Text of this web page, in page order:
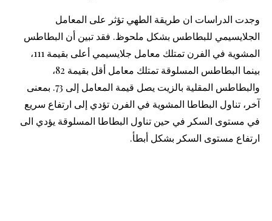
وجدت الدراسات ان طريقة الطهي تؤثر على المعامل
الجلايسيمي للبطاطس بشكل ملحوظ. فقد تبين أن البطاطس
المشوية في الفرن تمتلك معامل جلايسيمي أعلى بقيمة 111،
بينما البطاطس المسلوقة تمتلك معامل أقل بقيمة 82،
والبطاطس المقلية بالزيت يصل قيمة المعامل إلى 73. بمعنى
آخر، تناول البطاطا المشوية في الفرن تؤدي إلى ارتفاع سريع
في مستوى السكر في حين تناول البطاطا المسلوقة يؤدي الى
ارتفاع مستوى السكر بشكل أبطأ.